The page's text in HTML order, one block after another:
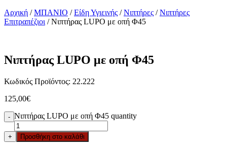
Αρχική /ΜΠΑΝΙΟ /Είδη Υγιεινής /Νιπτήρες /Νιπτήρες
Επιτραπέζιοι / Νιπτήρας LUPO με οπή Φ45
Νιπτήρας LUPO με οπή Φ45
Κωδικός Προϊόντος: 22.222
125,00€
- Νιπτήρας LUPO με οπή Φ45 quantity
+ Προσθήκη στο καλάθι